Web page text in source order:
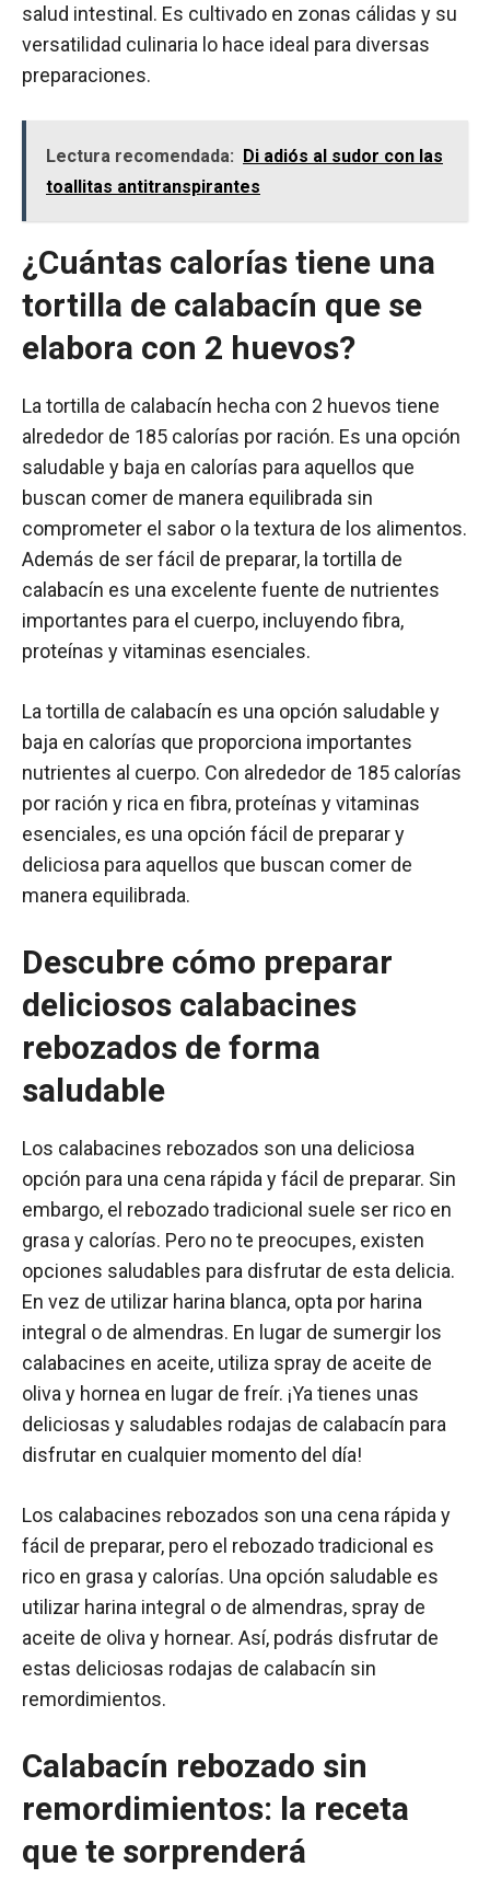
salud intestinal. Es cultivado en zonas cálidas y su
versatilidad culinaria lo hace ideal para diversas
preparaciones.
Lectura recomendada: Di adiós al sudor con las
toallitas antitranspirantes
¿Cuántas calorías tiene una
tortilla de calabacín que se
elabora con 2 huevos?
La tortilla de calabacín hecha con 2 huevos tiene
alrededor de 185 calorías por ración. Es una opción
saludable y baja en calorías para aquellos que
buscan comer de manera equilibrada sin
comprometer el sabor o la textura de los alimentos.
Además de ser fácil de preparar, la tortilla de
calabacín es una excelente fuente de nutrientes
importantes para el cuerpo, incluyendo fibra,
proteínas y vitaminas esenciales.
La tortilla de calabacín es una opción saludable y
baja en calorías que proporciona importantes
nutrientes al cuerpo. Con alrededor de 185 calorías
por ración y rica en fibra, proteínas y vitaminas
esenciales, es una opción fácil de preparar y
deliciosa para aquellos que buscan comer de
manera equilibrada.
Descubre cómo preparar
deliciosos calabacines
rebozados de forma
saludable
Los calabacines rebozados son una deliciosa
opción para una cena rápida y fácil de preparar. Sin
embargo, el rebozado tradicional suele ser rico en
grasa y calorías. Pero no te preocupes, existen
opciones saludables para disfrutar de esta delicia.
En vez de utilizar harina blanca, opta por harina
integral o de almendras. En lugar de sumergir los
calabacines en aceite, utiliza spray de aceite de
oliva y hornea en lugar de freír. ¡Ya tienes unas
deliciosas y saludables rodajas de calabacín para
disfrutar en cualquier momento del día!
Los calabacines rebozados son una cena rápida y
fácil de preparar, pero el rebozado tradicional es
rico en grasa y calorías. Una opción saludable es
utilizar harina integral o de almendras, spray de
aceite de oliva y hornear. Así, podrás disfrutar de
estas deliciosas rodajas de calabacín sin
remordimientos.
Calabacín rebozado sin
remordimientos: la receta
que te sorprenderá